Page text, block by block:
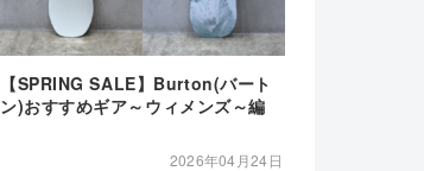
【SPRING SALE】Burton(バート
ン)おすすめギア～ウィメンズ～編
2026年04月24日